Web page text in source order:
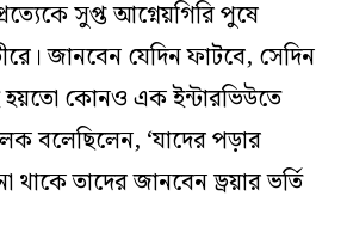
সুপ্ত আগ্নেয়গিরি পুষে
জানবেন যেদিন ফাটবে, সেদিন
হয়তো কোনও এক ইন্টারভিউতে
বলেছিলেন, ‘যাদের পড়ার
তাদের জানবেন ড্রয়ার ভর্তি